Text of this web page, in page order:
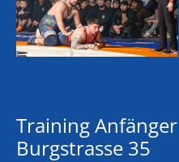
Training
Burgstrasse 35